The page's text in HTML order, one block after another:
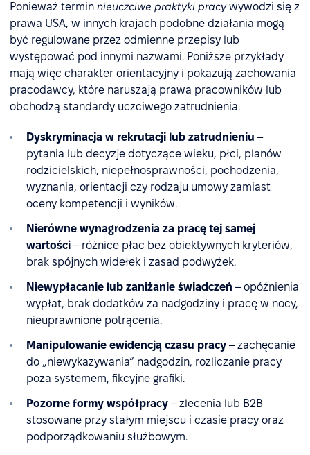
Ponieważ termin nieuczciwe praktyki pracywywodzi się z
prawa USA, w innych krajach podobne działania mogą
być regulowane przez odmienne przepisy lub
występować pod innymi nazwami. Poniższe przykłady
mają więc charakter orientacyjny i pokazują zachowania
pracodawcy, które naruszają prawa pracowników lub
obchodzą standardy uczciwego zatrudnienia.
Dyskryminacja w rekrutacji lub zatrudnieniu –
pytania lub decyzje dotyczące wieku, płci, planów
rodzicielskich, niepełnosprawności, pochodzenia,
wyznania, orientacji czy rodzaju umowy zamiast
oceny kompetencji i wyników.
Nierówne wynagrodzenia za pracę tej samej
wartości – różnice płac bez obiektywnych kryteriów,
brak spójnych widełek i zasad podwyżek.
Niewypłacanie lub zaniżanie świadczeń – opóźnienia
wypłat, brak dodatków za nadgodziny i pracę w nocy,
nieuprawnione potrącenia.
Manipulowanie ewidencją czasu pracy – zachęcanie
do „niewykazywania” nadgodzin, rozliczanie pracy
poza systemem, fikcyjne grafiki.
Pozorne formy współpracy – zlecenia lub B2B
stosowane przy stałym miejscu i czasie pracy oraz
podporządkowaniu służbowym.